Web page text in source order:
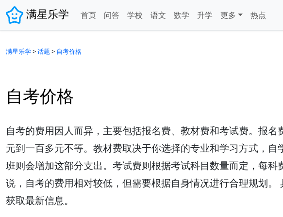
满星乐学 首页 问答 学校 语文 数学 升学 更多 热点
满星乐学>话题 > 自考价格
自考价格
自考的费用因人而异，主要包括报名费、教材费和考试费。报
元到一百多元不等。教材费取决于你选择的专业和学习方式，
班则会增加这部分支出。考试费则根据考试科目数量而定，每
说，自考的费用相对较低，但需要根据自身情况进行合理规划。
获取最新信息。